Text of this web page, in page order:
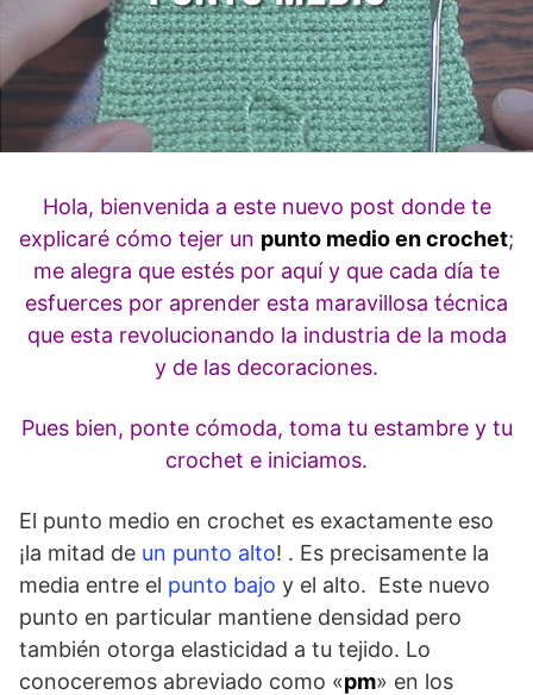
Hola, bienvenida a este nuevo post donde te
explicaré cómo tejer un punto medio en crochet;
me alegra que estés por aquí y que cada día te
esfuerces por aprender esta maravillosa técnica
que esta revolucionando la industria de la moda
y de las decoraciones.
Pues bien, ponte cómoda, toma tu estambre y tu
crochet e iniciamos.
El punto medio en crochet es exactamente eso
¡la mitad de un punto alto! . Es precisamente la
media entre el punto bajo y el alto. Este nuevo
punto en particular mantiene densidad pero
también otorga elasticidad a tu tejido. Lo
conoceremos abreviado como «pm» en los